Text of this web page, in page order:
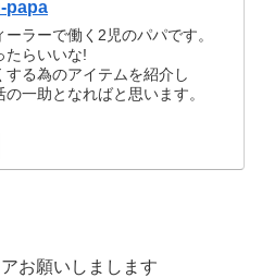
papa
ラーで働く2児のパパです。
たらいいな!
する為のアイテムを紹介し
一助となればと思います。
お願いしまします